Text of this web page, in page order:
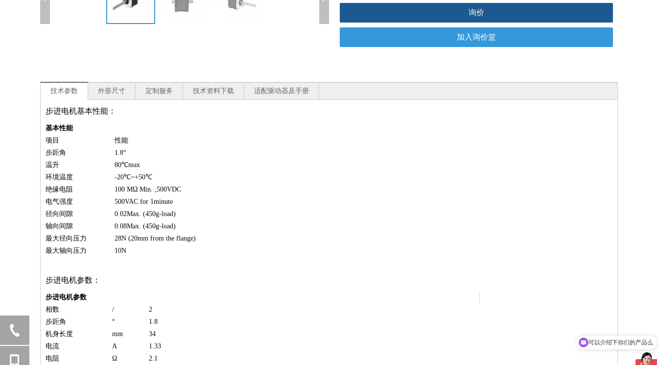
询价
加入询价篮
技术参数 外形尺寸 定制服务 技术资料下载 适配驱动器及手册
步进电机基本性能：
基本性能
项目
性能
步距角
1.8°
温升
80℃max
环境温度
-20℃~+50℃
绝缘电阻
100 MΩ Min. ,500VDC
电气强度
500VAC for 1minute
径向间隙
0.02Max. (450g-load)
轴向间隙
0.08Max. (450g-load)
最大径向压力
28N (20mm from the flange)
最大轴向压力
10N
步进电机参数：
步进电机参数
相数
/
2
步距角
°
1.8
机身长度
mm
34
电流
A
1.33
电阻
Ω
2.1
可以介绍下你们的产品么
你们是怎么收费的呢